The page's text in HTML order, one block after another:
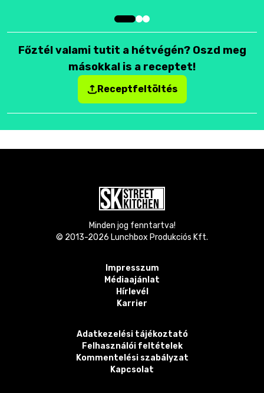
Főztél valami tutit a hétvégén? Oszd meg
másokkal is a receptet!
Receptfeltöltés
Minden jog fenntartva!
© 2013-2026 Lunchbox Produkciós Kft.
Impresszum
Médiaajánlat
Hírlevél
Karrier
Adatkezelési tájékoztató
Felhasználói feltételek
Kommentelési szabályzat
Kapcsolat